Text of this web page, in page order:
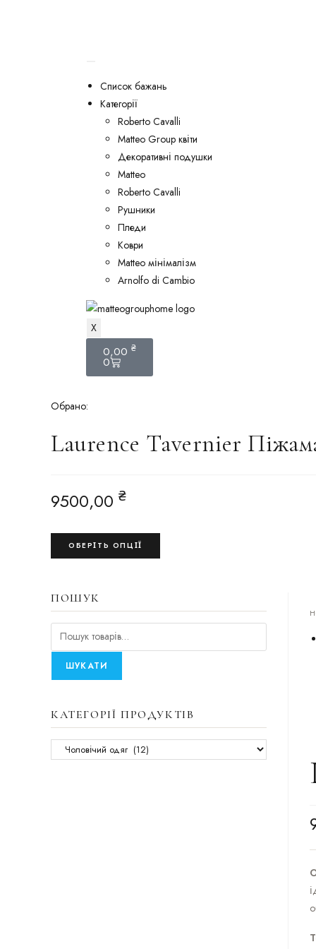
Список бажань
Категорії
Roberto Cavalli
Matteo Group квіти
Декоративні подушки
Matteo
Roberto Cavalli
Рушники
Пледи
Коври
Matteo мінімалізм
Arnolfo di Cambio
X
0,00 ₴
0
Обрано:
Laurence Tavernier
9500,00 ₴
ОБЕРІТЬ ОПЦІЇ
ПОШУК
ШУКАТИ
КАТЕГОРІЇ ПРОДУКТІВ